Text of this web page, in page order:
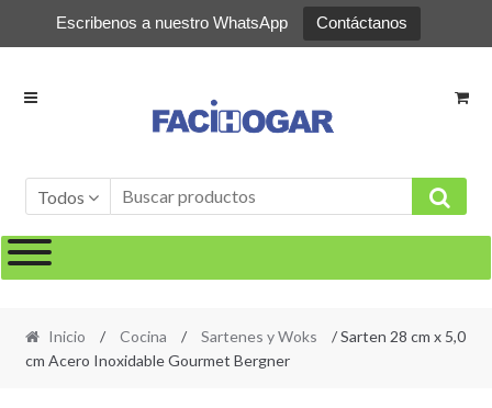
Escribenos a nuestro WhatsApp Contáctanos
Ir
Ir
Todos
Inicio / Cocina / Sartenes y Woks
/ Sarten 28 cm x 5,0
cm Acero Inoxidable Gourmet Bergner